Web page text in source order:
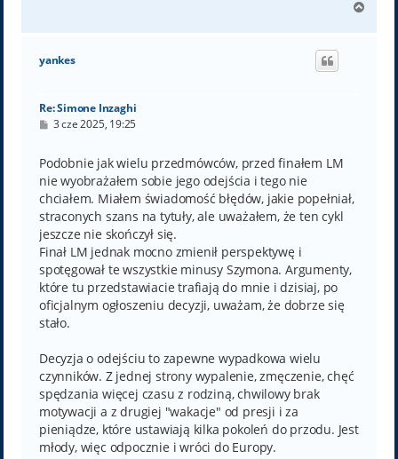
g
yankes
Re: Simone Inzaghi
P
t
3 cze 2025, 19:25
Podobnie jak wielu przedmówców, przed finałem LM
nie wyobrażałem sobie jego odejścia i tego nie
chciałem. Miałem świadomość błędów, jakie popełniał,
straconych szans na tytuły, ale uważałem, że ten cykl
jeszcze nie skończył się.
Finał LM jednak mocno zmienił perspektywę i
spotęgował te wszystkie minusy Szymona. Argumenty,
które tu przedstawiacie trafiają do mnie i dzisiaj, po
oficjalnym ogłoszeniu decyzji, uważam, że dobrze się
stało.
Decyzja o odejściu to zapewne wypadkowa wielu
czynników. Z jednej strony wypalenie, zmęczenie, chęć
spędzania więcej czasu z rodziną, chwilowy brak
motywacji a z drugiej "wakacje" od presji i za
pieniądze, które ustawiają kilka pokoleń do przodu. Jest
młody, więc odpocznie i wróci do Europy.